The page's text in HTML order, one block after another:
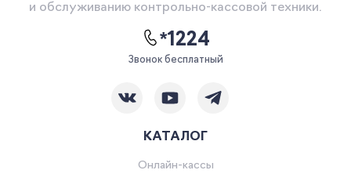
и обслуживанию контрольно-кассовой техники.
*1224
Звонок бесплатный
КАТАЛОГ
Онлайн-кассы